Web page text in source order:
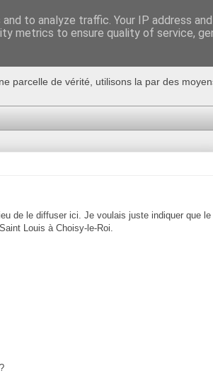
parcelle de vérité, utilisons la par des
de le diffuser ici. Je voulais juste indiquer que le
Louis à Choisy-le-Roi.
to analyze traffic. Your IP address
metrics to ensure quality of service,